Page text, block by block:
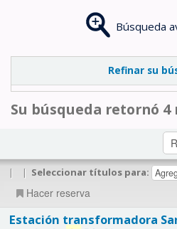
Búsqueda
Refinar su
Su búsqueda retornó 4
| | Seleccionar títulos para:
Hacer reserva
Estación transformadora